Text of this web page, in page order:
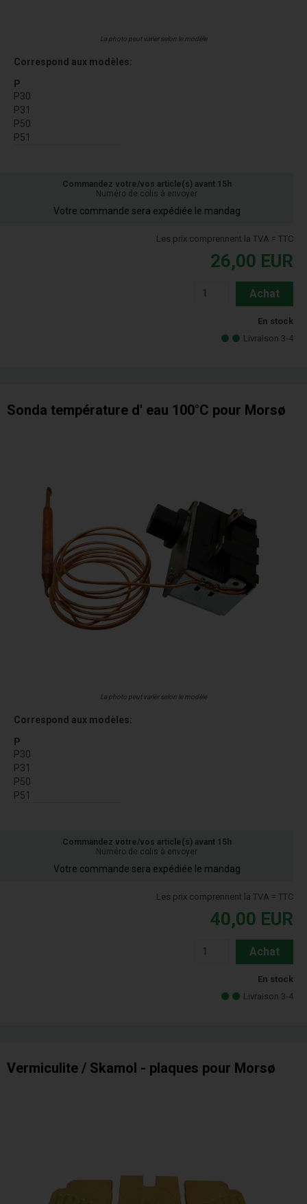
La photo peut varier selon le modèle
Correspond aux modèles:
P
P30
P31
P50
P51
Commandez votre/vos article(s) avant 15h
Numéro de colis à envoyer
Votre commande sera expédiée le mandag
Les prix comprennent la TVA = TTC
26,00 EUR
Achat
En stock
Livraison 3-4
Sonda température d' eau 100°C pour Morsø
La photo peut varier selon le modèle
Correspond aux modèles:
P
P30
P31
P50
P51
Commandez votre/vos article(s) avant 15h
Numéro de colis à envoyer
Votre commande sera expédiée le mandag
Les prix comprennent la TVA = TTC
40,00 EUR
Achat
En stock
Livraison 3-4
Vermiculite / Skamol - plaques pour Morsø